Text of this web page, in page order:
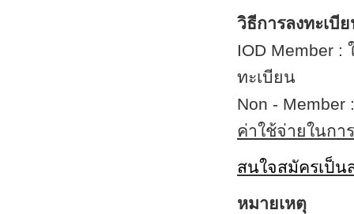
วิธีการลงทะเบี
IOD Member :
ทะเบียน
Non -
ค่าใช้จ่ายในกา
สนใจสมัครเป็
หมายเหตุ